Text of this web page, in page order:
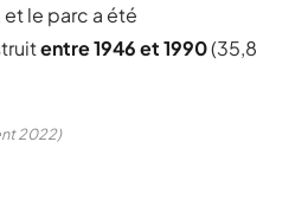
et le parc a été
entre 1946 et 1990(35,8
2022)